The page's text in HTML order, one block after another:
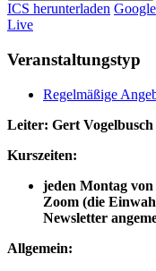
ICS herunterladen
Live
Veranstaltungstyp
Regelmäßige
Leiter: Gert Vogelbusch
Kurszeiten:
jeden Montag
Zoom (die
Newsletter
Allgemein: